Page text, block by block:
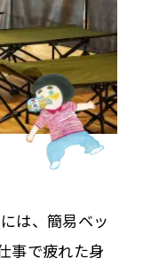
は、簡易ベッ
事で疲れた身